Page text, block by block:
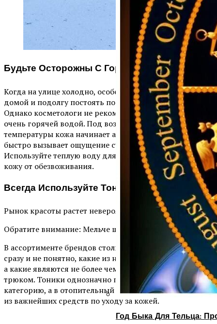
Год Быка Для Тельца:
Будьте Осторожны С Горячей Водой
Когда на улице холодно, особенно приятно прийти
домой и подолгу постоять под горячим душем.
Однако косметологи не рекомендуют злоупотреблять
очень горячей водой. Под воздействием высокой
температуры кожа начинает активно терять влагу, что
быстро вызывает ощущение сухости и стянутости.
Используйте теплую воду для душа, чтобы защитить
кожу от обезвоживания.
Всегда Используйте Тонер
Рынок красоты растет невероятными темпами.
Обратите внимание: Мельче шаг во время пробежек.
В ассортименте брендов столько разных товаров, что
сразу и не понятно, какие из них действительно нужны,
а какие являются не более чем маркетинговым
трюком. Тоники однозначно попадают в первую
категорию, а в отопительный сезон становятся одним
из важнейших средств по уходу за кожей.